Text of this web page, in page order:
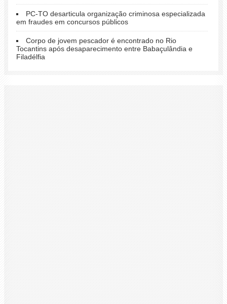
PC-TO desarticula organização criminosa especializada
em fraudes em concursos públicos
Corpo de jovem pescador é encontrado no Rio
Tocantins após desaparecimento entre Babaçulândia e
Filadélfia